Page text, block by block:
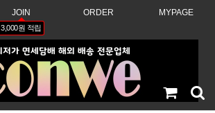
JOIN
3,000원 적립
ORDER MYPAGE